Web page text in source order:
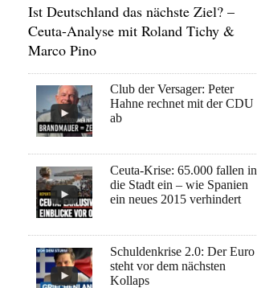
Ist Deutschland das nächste Ziel? –
Ceuta-Analyse mit Roland Tichy &
Marco Pino
Club der Versager: Peter
Hahne rechnet mit der CDU
ab
Ceuta-Krise: 65.000 fallen in
die Stadt ein – wie Spanien
ein neues 2015 verhindert
Schuldenkrise 2.0: Der Euro
steht vor dem nächsten
Kollaps